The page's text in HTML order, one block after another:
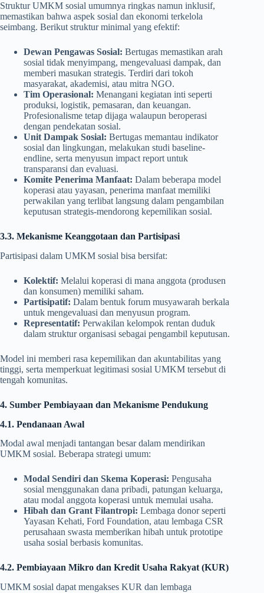
Struktur UMKM sosial umumnya ringkas namun inklusif,
memastikan bahwa aspek sosial dan ekonomi terkelola
seimbang. Berikut struktur minimal yang efektif:
Dewan Pengawas Sosial: Bertugas memastikan arah
sosial tidak menyimpang, mengevaluasi dampak, dan
memberi masukan strategis. Terdiri dari tokoh
masyarakat, akademisi, atau mitra NGO.
Tim Operasional: Menangani kegiatan inti seperti
produksi, logistik, pemasaran, dan keuangan.
Profesionalisme tetap dijaga walaupun beroperasi
dengan pendekatan sosial.
Unit Dampak Sosial: Bertugas memantau indikator
sosial dan lingkungan, melakukan studi baseline-
endline, serta menyusun impact report untuk
transparansi dan evaluasi.
Komite Penerima Manfaat: Dalam beberapa model
koperasi atau yayasan, penerima manfaat memiliki
perwakilan yang terlibat langsung dalam pengambilan
keputusan strategis-mendorong kepemilikan sosial.
3.3. Mekanisme Keanggotaan dan Partisipasi
Partisipasi dalam UMKM sosial bisa bersifat:
Kolektif: Melalui koperasi di mana anggota (produsen
dan konsumen) memiliki saham.
Partisipatif: Dalam bentuk forum musyawarah berkala
untuk mengevaluasi dan menyusun program.
Representatif: Perwakilan kelompok rentan duduk
dalam struktur organisasi sebagai pengambil keputusan.
Model ini memberi rasa kepemilikan dan akuntabilitas yang
tinggi, serta memperkuat legitimasi sosial UMKM tersebut di
tengah komunitas.
4. Sumber Pembiayaan dan Mekanisme Pendukung
4.1. Pendanaan Awal
Modal awal menjadi tantangan besar dalam mendirikan
UMKM sosial. Beberapa strategi umum:
Modal Sendiri dan Skema Koperasi: Pengusaha
sosial menggunakan dana pribadi, patungan keluarga,
atau modal anggota koperasi untuk memulai usaha.
Hibah dan Grant Filantropi: Lembaga donor seperti
Yayasan Kehati, Ford Foundation, atau lembaga CSR
perusahaan swasta memberikan hibah untuk prototipe
usaha sosial berbasis komunitas.
4.2. Pembiayaan Mikro dan Kredit Usaha Rakyat (KUR)
UMKM sosial dapat mengakses KUR dan lembaga